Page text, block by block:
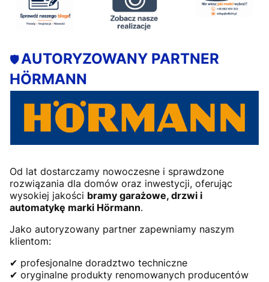
🛡️AUTORYZOWANY PARTNER
HÖRMANN
Od lat dostarczamy nowoczesne i sprawdzone
rozwiązania dla domów oraz inwestycji, oferując
wysokiej jakości bramy garażowe, drzwi i
automatykę marki Hörmann.
Jako autoryzowany partner zapewniamy naszym
klientom:
✔ profesjonalne doradztwo techniczne
✔ oryginalne produkty renomowanych producentów